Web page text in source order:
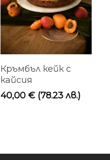
Добавяне В
Кръмбъл кейк с
кайсия
40,00€ (78.23 лв.)